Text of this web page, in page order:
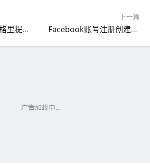
从Excel一个单元格里提取出一部分数据的公式
下一篇
Facebook账号注册创建与登录详细教程（2023）